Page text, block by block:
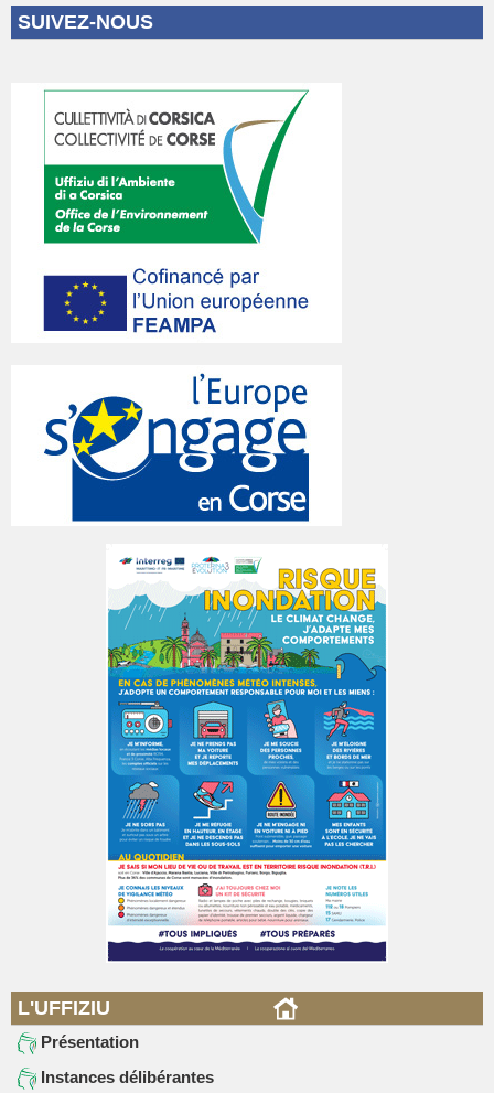
SUIVEZ-NOUS
L'UFFIZIU
Présentation
Instances délibérantes